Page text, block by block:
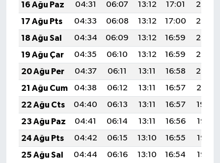
16 Ağu Paz
04:31 06:07 13:12 17:01
20:08
17 Ağu Pts
04:33 06:08 13:12 17:00
20:06
18 Ağu Sal
04:34 06:09 13:12 16:59
20:05
19 Ağu Çar
04:35 06:10 13:12 16:59
20:03
20 Ağu Per
04:37 06:11 13:11 16:58
20:02
21 Ağu Cum
04:38 06:12 13:11 16:57
20:01
22 Ağu Cts
04:40 06:13 13:11 16:57
19:59
23 Ağu Paz
04:41 06:14 13:11 16:56
19:58
24 Ağu Pts
04:42 06:15 13:10 16:55
19:56
25 Ağu Sal
04:44 06:16 13:10 16:54 19:55